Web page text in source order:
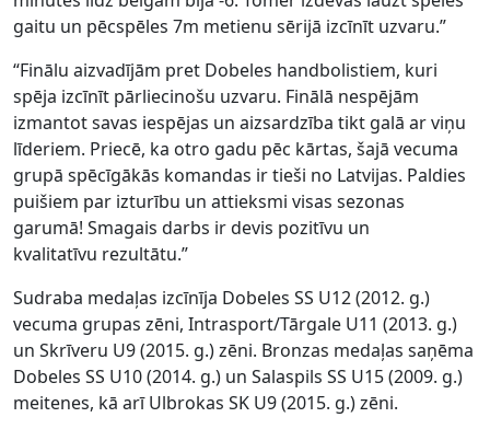
gaitu un pēcspēles 7m metienu sērijā izcīnīt uzvaru.”
“Finālu aizvadījām pret Dobeles handbolistiem, kuri
spēja izcīnīt pārliecinošu uzvaru. Finālā nespējām
izmantot savas iespējas un aizsardzība tikt galā ar viņu
līderiem. Priecē, ka otro gadu pēc kārtas, šajā vecuma
grupā spēcīgākās komandas ir tieši no Latvijas. Paldies
puišiem par izturību un attieksmi visas sezonas
garumā! Smagais darbs ir devis pozitīvu un
kvalitatīvu rezultātu.”
Sudraba medaļas izcīnīja Dobeles SS U12 (2012. g.)
vecuma grupas zēni, Intrasport/Tārgale U11 (2013. g.)
un Skrīveru U9 (2015. g.) zēni. Bronzas medaļas saņēma
Dobeles SS U10 (2014. g.) un Salaspils SS U15 (2009. g.)
meitenes, kā arī Ulbrokas SK U9 (2015. g.) zēni.